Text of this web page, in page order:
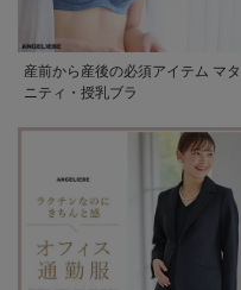
産前から産後の必須アイテム マタ
ニティ・授乳ブラ